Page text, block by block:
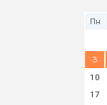
Пн
3
10
17